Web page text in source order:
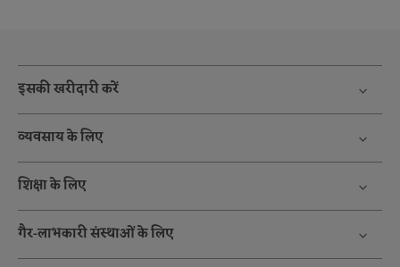
इसकी खरीदारी करें
व्यवसाय के लिए
शिक्षा के लिए
गैर-लाभकारी संस्थाओं के लिए